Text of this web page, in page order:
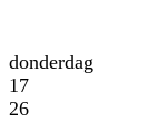
donderdag
17
26